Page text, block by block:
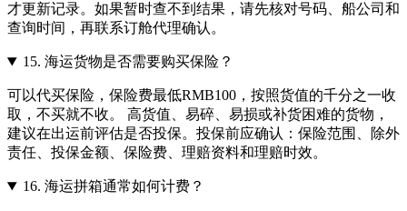
才更新记录。如果暂时查不到结果，请先核对号码、船公司和
查询时间，再联系订舱代理确认。
15. 海运货物是否需要购买保险？
可以代买保险，保险费最低RMB100，按照货值的千分之一收
取，不买就不收。 高货值、易碎、易损或补货困难的货物，
建议在出运前评估是否投保。投保前应确认：保险范围、除外
责任、投保金额、保险费、理赔资料和理赔时效。
16. 海运拼箱通常如何计费？